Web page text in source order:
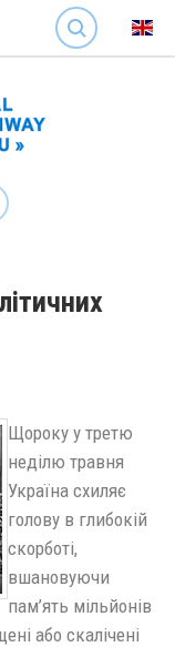
SEARCH
Щороку у третю
неділю травня
Україна схиляє
голову в глибокій
скорботі,
вшановуючи
пам’ять мільйонів
або скалічені